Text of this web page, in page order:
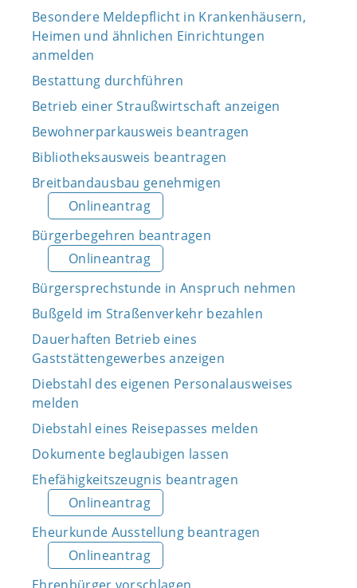
Besondere Meldepflicht in Krankenhäusern,
Heimen und ähnlichen Einrichtungen
anmelden
Bestattung durchführen
Betrieb einer Straußwirtschaft anzeigen
Bewohnerparkausweis beantragen
Bibliotheksausweis beantragen
Breitbandausbau genehmigen
Onlineantrag
Bürgerbegehren beantragen
Onlineantrag
Bürgersprechstunde in Anspruch nehmen
Bußgeld im Straßenverkehr bezahlen
Dauerhaften Betrieb eines
Gaststättengewerbes anzeigen
Diebstahl des eigenen Personalausweises
melden
Diebstahl eines Reisepasses melden
Dokumente beglaubigen lassen
Ehefähigkeitszeugnis beantragen
Onlineantrag
Eheurkunde Ausstellung beantragen
Onlineantrag